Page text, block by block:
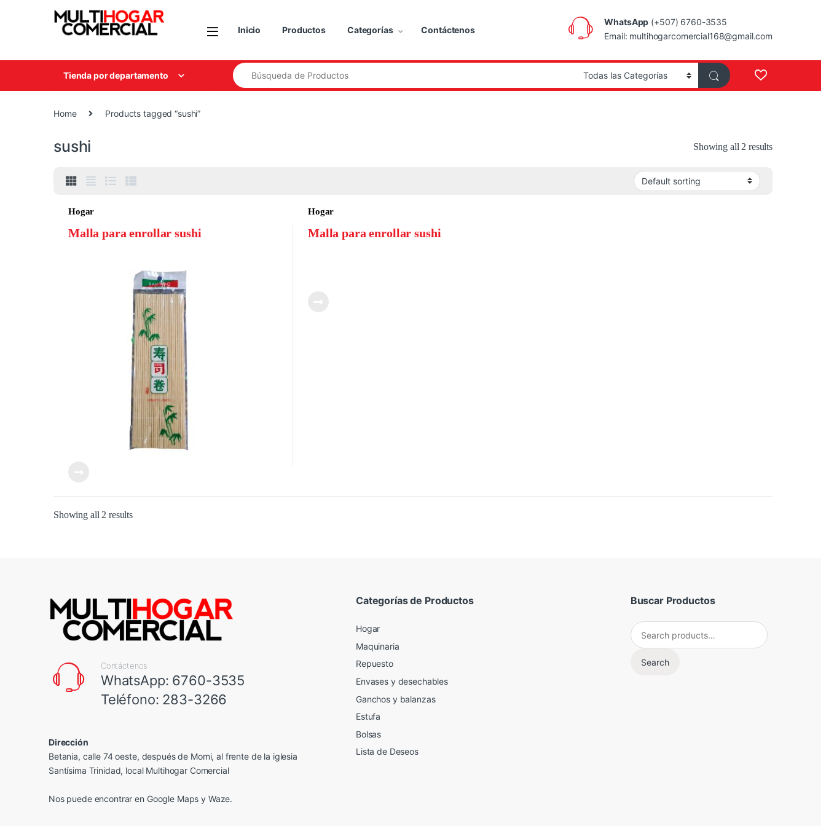
Inicio Productos Categorías Contáctenos
WhatsApp (+507) 6760-3535
Email: multihogarcomercial168@gmail.com
Tienda por departamento
Search for:
Home Products tagged “sushi”
sushi Showing all 2 results
Hogar
Malla para enrollar sushi
Hogar
Malla para enrollar sushi
Showing all 2 results
Contáctenos
WhatsApp: 6760-3535
Teléfono: 283-3266
Dirección
Betania, calle 74 oeste, después de Momi, al frente de la iglesia
Santísima Trinidad, local Multihogar Comercial
Nos puede encontrar en Google Maps y Waze.
Categorías de Productos
Hogar
Maquinaria
Repuesto
Envases y desechables
Ganchos y balanzas
Estufa
Bolsas
Lista de Deseos
Buscar Productos
Search for:
Search